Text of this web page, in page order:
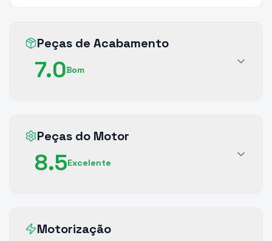
Peças de Acabamento
7.0Bom
Peças do Motor
8.5Excelente
Motorização